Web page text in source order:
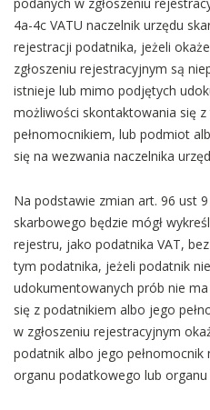
4a-4c VATU naczelnik urzędu
rejestracji podatnika, jeżeli
zgłoszeniu rejestracyjnym są
istnieje lub mimo podjętych
możliwości skontaktowania się
pełnomocnikiem, lub podmiot
się na wezwania naczelnika
Na podstawie zmian art. 96 ust
skarbowego będzie mógł
rejestru, jako podatnika VAT,
tym podatnika, jeżeli podatnik
udokumentowanych prób nie
się z podatnikiem albo jego
w zgłoszeniu rejestracyjnym
podatnik albo jego pełnomocnik
organu podatkowego lub